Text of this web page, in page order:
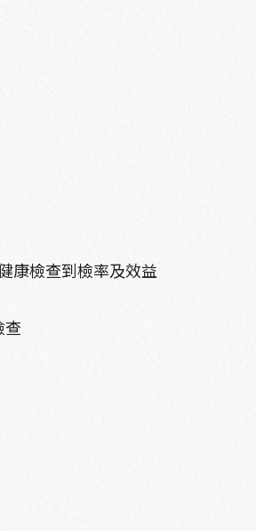
康檢查到檢率及效益
查